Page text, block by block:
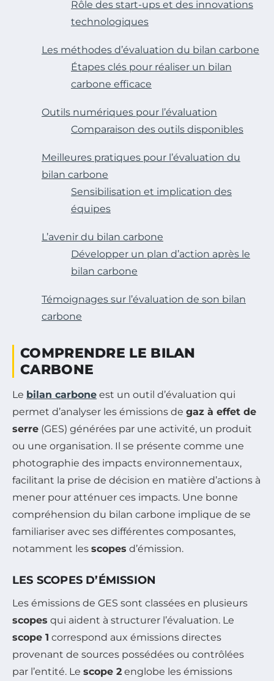
Rôle des start-ups et des innovations
technologiques
Les méthodes d’évaluation du bilan carbone
Étapes clés pour réaliser un bilan
carbone efficace
Outils numériques pour l’évaluation
Comparaison des outils disponibles
Meilleures pratiques pour l’évaluation du
bilan carbone
Sensibilisation et implication des
équipes
L’avenir du bilan carbone
Développer un plan d’action après le
bilan carbone
Témoignages sur l’évaluation de son bilan
carbone
COMPRENDRE LE BILAN
CARBONE
Le bilan carbone est un outil d’évaluation qui
permet d’analyser les émissions de gaz à effet de
serre (GES) générées par une activité, un produit
ou une organisation. Il se présente comme une
photographie des impacts environnementaux,
facilitant la prise de décision en matière d’actions à
mener pour atténuer ces impacts. Une bonne
compréhension du bilan carbone implique de se
familiariser avec ses différentes composantes,
notamment les scopes d’émission.
LES SCOPES D’ÉMISSION
Les émissions de GES sont classées en plusieurs
scopes qui aident à structurer l’évaluation. Le
scope 1 correspond aux émissions directes
provenant de sources possédées ou contrôlées
par l’entité. Le scope 2 englobe les émissions